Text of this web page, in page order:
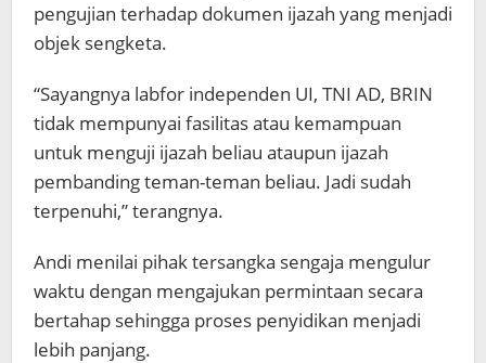
pengujian terhadap dokumen ijazah yang menjadi
objek sengketa.
“Sayangnya labfor independen UI, TNI AD, BRIN
tidak mempunyai fasilitas atau kemampuan
untuk menguji ijazah beliau ataupun ijazah
pembanding teman-teman beliau. Jadi sudah
terpenuhi,” terangnya.
Andi menilai pihak tersangka sengaja mengulur
waktu dengan mengajukan permintaan secara
bertahap sehingga proses penyidikan menjadi
lebih panjang.